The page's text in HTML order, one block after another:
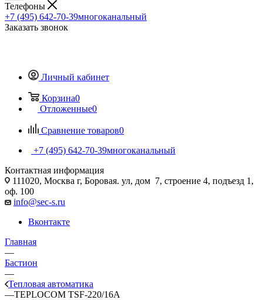
Телефоны
+7 (495) 642-70-39многоканальный
Заказать звонок
Личный кабинет
Корзина0
Отложенные0
Сравнение товаров0
+7 (495) 642-70-39многоканальный
Контактная информация
111020, Москва г, Боровая. ул, дом 7, строение 4, подъезд 1,
оф. 100
info@sec-s.ru
Вконтакте
Главная
—
Бастион
—
Тепловая автоматика
—TEPLOCOM TSF-220/16A